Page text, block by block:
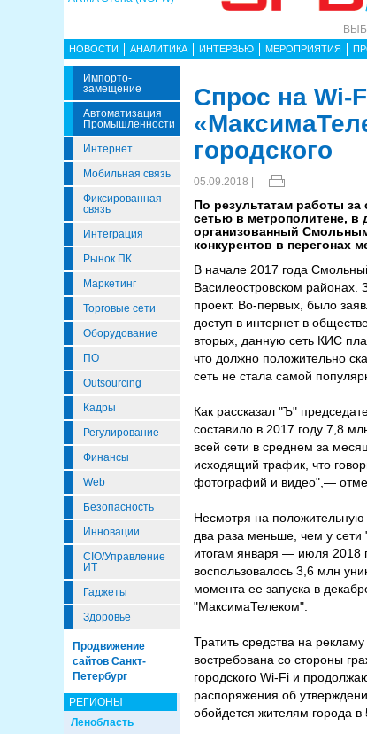
НОВОСТИ АНАЛИТИКА ИНТЕРВЬЮ МЕРОПРИЯТИЯ
Импорто­
Замещение
Автоматизация
Промышленности
Интернет
Мобильная связь
Фиксированная
связь
Интеграция
Рынок ПК
Маркетинг
Торговые сети
Оборудование
ПО
Outsourcing
Кадры
Регулирование
Финансы
Web
Безопасность
Инновации
CIO/Управление
ИТ
Гаджеты
Здоровье
Продвижение
сайтов Санкт-
Петербург
РЕГИОНЫ
Ленобласть
Спрос на Wi-
городского
05.09.2018 |
По результатам работы
сетью в метрополитене, в
организованный
конкурентов в перегонах
В начале 2017 года
Василеостровском районах.
проект. Во-первых, было
доступ в интернет в
вторых, данную сеть КИС
что должно положительно
сеть не стала самой
Как рассказал "Ъ"
составило в 2017 году 7,8
всей сети в среднем за
исходящий трафик, что
фотографий и видео",—
Несмотря на положительную
два раза меньше, чем у
итогам января — июля 2018
воспользовалось 3,6 млн
момента ее запуска в
"МаксимаТелеком".
Тратить средства на
востребована со стороны
городского Wi-Fi и
распоряжения об
обойдется жителям города в